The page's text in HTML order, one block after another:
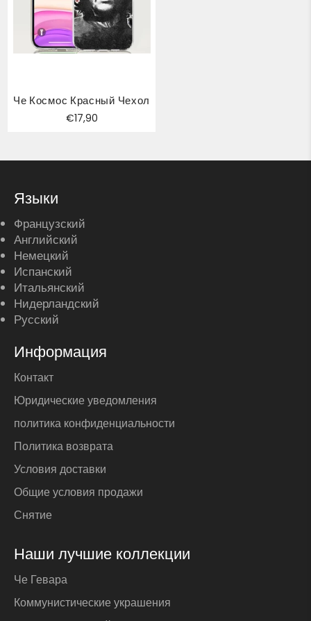
Че Космос Красный Чехол
Обычная
€17,90
Языки
Французский
Английский
Немецкий
Испанский
Итальянский
Нидерландский
Русский
Информация
Контакт
Юридические уведомления
политика конфиденциальности
Политика возврата
Условия доставки
Общие условия продажи
Снятие
Наши лучшие коллекции
Че Гевара
Коммунистические украшения